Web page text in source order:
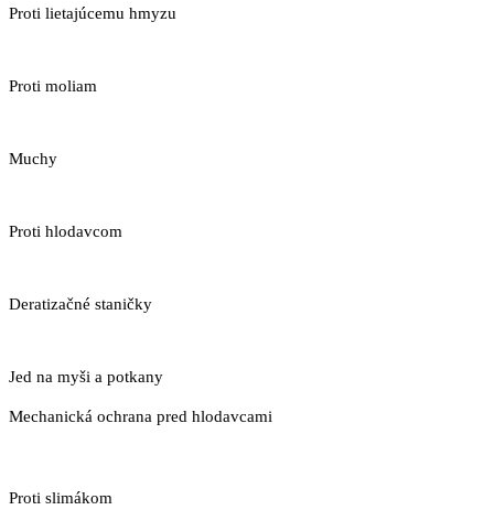
Proti lietajúcemu hmyzu
Proti moliam
Muchy
Proti hlodavcom
Deratizačné staničky
Jed na myši a potkany
Mechanická ochrana pred hlodavcami
Proti slimákom